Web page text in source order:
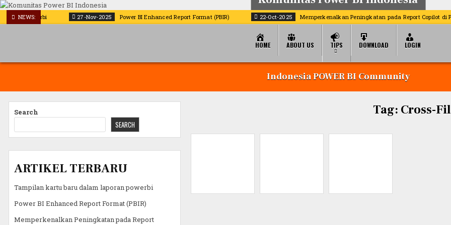
Skip
content
Belajar, berbagi, dan berkembang bersama
NEWS:
powerbi 27-Nov-2025 Power BI Enhanced Report Format (PBIR) 22-Oct-2025 Memperkenalkan Peningkatan pada Report Copilot di
HOME ABOUT US TIPS DOWNLOAD LOGIN
Indonesia POWER BI Community
Tag: Cross-
Search
SEARCH
ARTIKEL TERBARU
Tampilan kartu baru dalam laporan powerbi
Power BI Enhanced Report Format (PBIR)
Memperkenalkan Peningkatan pada Report